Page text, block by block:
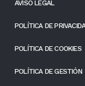
AVISO LEGAL
POLÍTICA DE
POLÍTICA DE COOKIES
POLÍTICA DE GESTIÓN